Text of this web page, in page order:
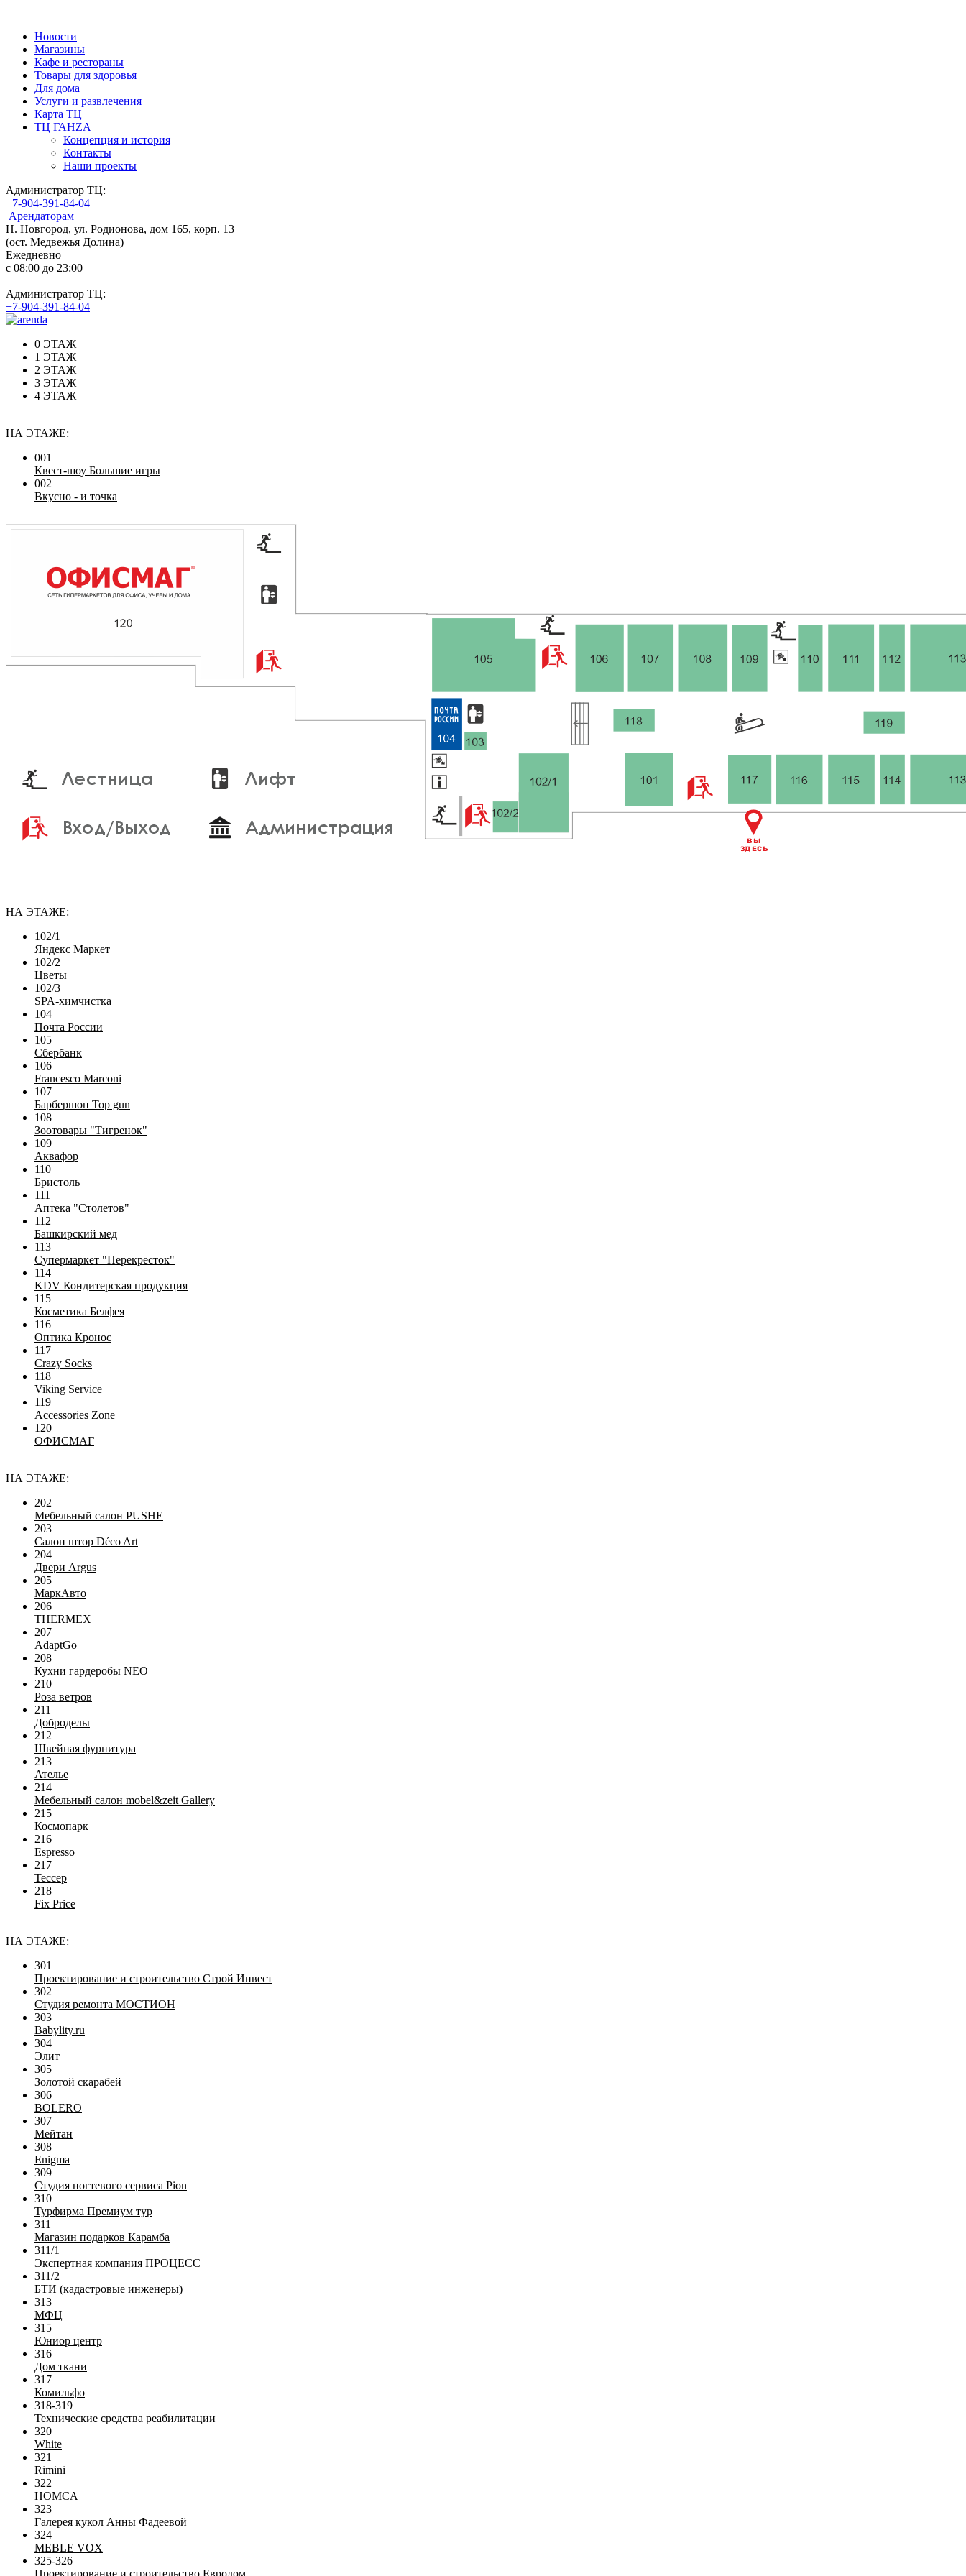
Новости
Магазины
Кафе и рестораны
Товары для здоровья
Для дома
Услуги и развлечения
Карта ТЦ
ТЦ ГАНZА
Концепция и история
Контакты
Наши проекты
Администратор ТЦ:
+7-904-391-84-04
Арендаторам
Н. Новгород, ул. Родионова, дом 165, корп. 13
(ост. Медвежья Долина)
Ежедневно
c 08:00 до 23:00
Администратор ТЦ:
+7-904-391-84-04
0 ЭТАЖ
1 ЭТАЖ
2 ЭТАЖ
3 ЭТАЖ
4 ЭТАЖ
НА ЭТАЖЕ:
001
Квест-шоу Большие игры
002
Вкусно - и точка
НА ЭТАЖЕ:
102/1
Яндекс Маркет
102/2
Цветы
102/3
SPA-химчистка
104
Почта России
105
Сбербанк
106
Francesco Marconi
107
Барбершоп Top gun
108
Зоотовары "Тигренок"
109
Аквафор
110
Бристоль
111
Аптека "Столетов"
112
Башкирский мед
113
Супермаркет "Перекресток"
114
KDV Кондитерская продукция
115
Косметика Белфея
116
Оптика Кронос
117
Сrazy Socks
118
Viking Service
119
Accessories Zone
120
ОФИСМАГ
НА ЭТАЖЕ:
202
Мебельный салон PUSHE
203
Салон штор Déco Art
204
Двери Argus
205
МаркАвто
206
THERMEX
207
AdaptGo
208
Кухни гардеробы NEO
210
Роза ветров
211
Доброделы
212
Швейная фурнитура
213
Ателье
214
Мебельный салон mobel&zeit Gallery
215
Космопарк
216
Espresso
217
Тессер
218
Fix Price
НА ЭТАЖЕ:
301
Проектирование и строительство Строй Инвест
302
Студия ремонта МОСТИОН
303
Babylity.ru
304
Элит
305
Золотой скарабей
306
BOLERO
307
Мейтан
308
Enigma
309
Студия ногтевого сервиса Pion
310
Турфирма Премиум тур
311
Магазин подарков Карамба
311/1
Экспертная компания ПРОЦЕСС
311/2
БТИ (кадастровые инженеры)
313
МФЦ
315
Юниор центр
316
Дом ткани
317
Комильфо
318-319
Технические средства реабилитации
320
White
321
Rimini
322
HOMCA
323
Галерея кукол Анны Фадеевой
324
MEBLE VOX
325-326
Проектирование и строительство Евродом